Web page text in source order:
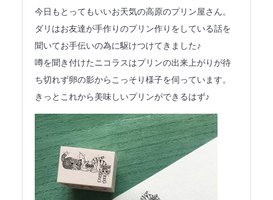
今日もとってもいいお天気の高原のプリン屋さん。
ダリはお友達が手作りのプリン作りをしている話を
聞いてお手伝いの為に駆けつけてきました♪
噂を聞き付けたニコラスはプリンの出来上がりが待
ち切れず卵の影からこっそり様子を伺っています。
きっとこれから美味しいプリンができるはず♪